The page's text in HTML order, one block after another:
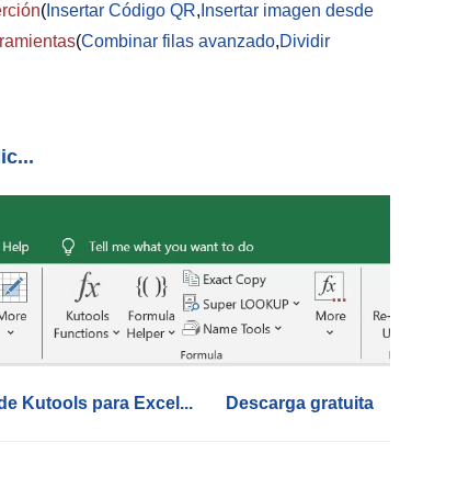
( Insertar Código QR, Insertar imagen desde
(Combinar filas avanzado,Dividir
Kutools para Excel... Descarga gratuita